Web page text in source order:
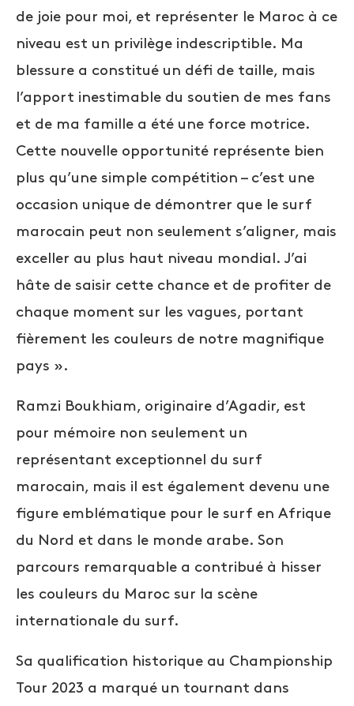
de joie pour moi, et représenter le Maroc à ce
niveau est un privilège indescriptible. Ma
blessure a constitué un défi de taille, mais
l’apport inestimable du soutien de mes fans
et de ma famille a été une force motrice.
Cette nouvelle opportunité représente bien
plus qu’une simple compétition – c’est une
occasion unique de démontrer que le surf
marocain peut non seulement s’aligner, mais
exceller au plus haut niveau mondial. J’ai
hâte de saisir cette chance et de profiter de
chaque moment sur les vagues, portant
fièrement les couleurs de notre magnifique
pays ».
Ramzi Boukhiam, originaire d’Agadir, est
pour mémoire non seulement un
représentant exceptionnel du surf
marocain, mais il est également devenu une
figure emblématique pour le surf en Afrique
du Nord et dans le monde arabe. Son
parcours remarquable a contribué à hisser
les couleurs du Maroc sur la scène
internationale du surf.
Sa qualification historique au Championship
Tour 2023 a marqué un tournant dans